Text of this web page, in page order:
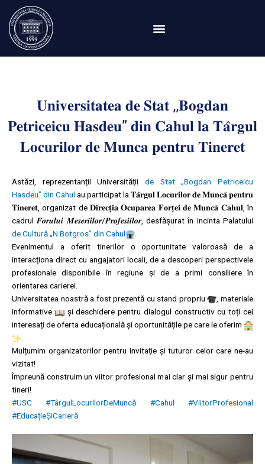
Перейти
содержимому
𝐔𝐧𝐢𝐯𝐞𝐫𝐬𝐢𝐭𝐚𝐭𝐞𝐚 𝐝𝐞 𝐒𝐭𝐚𝐭 ,,𝐁𝐨𝐠𝐝𝐚𝐧
𝐏𝐞𝐭𝐫𝐢𝐜𝐞𝐢𝐜𝐮 𝐇𝐚𝐬𝐝𝐞𝐮” 𝐝𝐢𝐧 𝐂𝐚𝐡𝐮𝐥 𝐥𝐚 𝐓𝐚̂𝐫𝐠𝐮𝐥
𝐋𝐨𝐜𝐮𝐫𝐢𝐥𝐨𝐫 𝐝𝐞 𝐌𝐮𝐧𝐜𝐚 𝐩𝐞𝐧𝐭𝐫𝐮 𝐓𝐢𝐧𝐞𝐫𝐞𝐭
Astăzi, reprezentanții Universității de Stat „Bogdan Petriceicu
Hasdeu” din Cahul au participat la 𝐓𝐚̂𝐫𝐠𝐮𝐥 𝐋𝐨𝐜𝐮𝐫𝐢𝐥𝐨𝐫 𝐝𝐞 𝐌𝐮𝐧𝐜𝐚̆ 𝐩𝐞𝐧𝐭𝐫𝐮
𝐓𝐢𝐧𝐞𝐫𝐞𝐭, organizat de 𝐃𝐢𝐫𝐞𝐜𝐭̦𝐢𝐚 𝐎𝐜𝐮𝐩𝐚𝐫𝐞𝐚 𝐅𝐨𝐫𝐭̦𝐞𝐢 𝐝𝐞 𝐌𝐮𝐧𝐜𝐚̆ 𝐂𝐚𝐡𝐮𝐥, în
cadrul 𝑭𝒐𝒓𝒖𝒍𝒖𝒊 𝑴𝒆𝒔𝒆𝒓𝒊𝒊𝒍𝒐𝒓/𝑷𝒓𝒐𝒇𝒆𝒔𝒊𝒊𝒍𝒐𝒓, desfășurat în incinta Palatului
de Cultură „N.Botgros” din Cahul
.
Evenimentul a oferit tinerilor o oportunitate valoroasă de a
interacționa direct cu angajatori locali, de a descoperi perspectivele
profesionale disponibile în regiune și de a primi consiliere în
orientarea carierei.
Universitatea noastră a fost prezentă cu stand propriu
, materiale
informative
și deschidere pentru dialogul constructiv cu toți cei
interesați de oferta educațională și oportunitățile pe care le oferim
.
Mulțumim organizatorilor pentru invitație și tuturor celor care ne-au
vizitat!
Împreună construim un viitor profesional mai clar și mai sigur pentru
tineri!
#USC
#TârgulLocurilorDeMuncă #Cahul
#ViitorProfesional
#EducațieȘiCarieră